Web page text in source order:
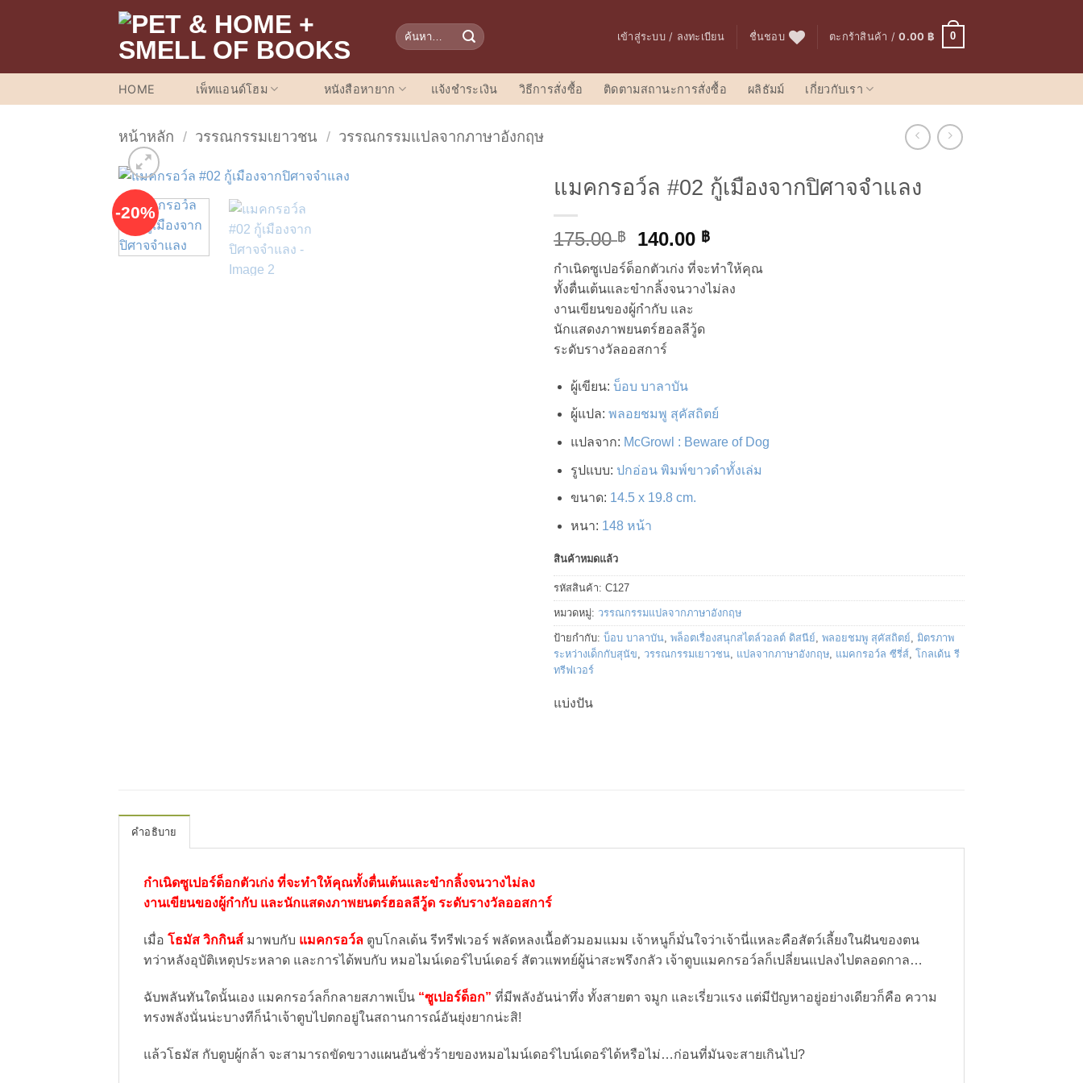
ค้นหา:
เข้าสู่ระบบ / ลงทะเบียน ชื่นชอบ ตะกร้าสินค้า /0.00 ฿ 0
HOME เพ็ทแอนด์โฮม หนังสือหายาก แจ้งชำระเงิน วิธีการสั่งซื้อ ติดตามสถานะการสั่งซื้อ ผลิธัมม์ เกี่ยวกับเรา
หน้าหลัก / วรรณกรรมเยาวชน / วรรณกรรมแปลจากภาษาอังกฤษ
-20%
แมคกรอว์ล #02 กู้เมืองจากปิศาจจำแลง
175.00฿
Original
price
was:
175.00 ฿.
140.00 ฿Current
price
is:
140.00 ฿.
กำเนิดซูเปอร์ด็อกตัวเก่ง ที่จะทำให้คุณ
ทั้งตื่นเต้นและขำกลิ้งจนวางไม่ลง
งานเขียนของผู้กำกับ และ
นักแสดงภาพยนตร์ฮอลลีวู้ด
ระดับรางวัลออสการ์
ผู้เขียน: บ็อบ บาลาบัน
ผู้แปล: พลอยชมพู สุคัสถิตย์
แปลจาก: McGrowl : Beware of Dog
รูปแบบ: ปกอ่อน พิมพ์ขาวดำทั้งเล่ม
ขนาด: 14.5 x 19.8 cm.
หนา: 148 หน้า
สินค้าหมดแล้ว
รหัสสินค้า: C127
หมวดหมู่: วรรณกรรมแปลจากภาษาอังกฤษ
ป้ายกำกับ: บ็อบ บาลาบัน, พล็อตเรื่องสนุกสไตล์วอลต์ ดิสนีย์, พลอยชมพู สุคัสถิตย์, มิตรภาพ
ระหว่างเด็กกับสุนัข, วรรณกรรมเยาวชน, แปลจากภาษาอังกฤษ, แมคกรอว์ล ซีรี่ส์, โกลเด้น รี
ทรีฟเวอร์
แบ่งปัน
คำอธิบาย
กำเนิดซูเปอร์ด็อกตัวเก่ง ที่จะทำให้คุณทั้งตื่นเต้นและขำกลิ้งจนวางไม่ลง
งานเขียนของผู้กำกับ และนักแสดงภาพยนตร์ฮอลลีวู้ด ระดับรางวัลออสการ์
เมื่อ โธมัส วิกกินส์ มาพบกับ แมคกรอว์ล ตูบโกลเด้น รีทรีฟเวอร์ พลัดหลงเนื้อตัวมอมแมม เจ้าหนูก็มั่นใจว่าเจ้านี่แหละคือสัตว์เลี้ยงในฝันของตน
ทว่าหลังอุบัติเหตุประหลาด และการได้พบกับ หมอไมน์เดอร์ไบน์เดอร์ สัตวแพทย์ผู้น่าสะพรึงกลัว เจ้าตูบแมคกรอว์ลก็เปลี่ยนแปลงไปตลอดกาล…
ฉับพลันทันใดนั้นเอง แมคกรอว์ลก็กลายสภาพเป็น “ซูเปอร์ด็อก” ที่มีพลังอันน่าทึ่ง ทั้งสายตา จมูก และเรี่ยวแรง แต่มีปัญหาอยู่อย่างเดียวก็คือ ความ
ทรงพลังนั่นน่ะบางทีก็นำเจ้าตูบไปตกอยู่ในสถานการณ์อันยุ่งยากน่ะสิ!
แล้วโธมัส กับตูบผู้กล้า จะสามารถขัดขวางแผนอันชั่วร้ายของหมอไมน์เดอร์ไบน์เดอร์ได้หรือไม่…ก่อนที่มันจะสายเกินไป?